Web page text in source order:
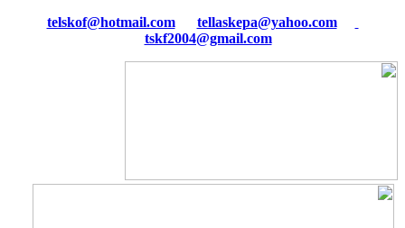
tellaskepa@yahoo.com
tskf2004@gmail.com